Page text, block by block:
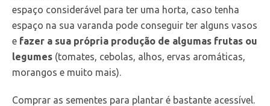
espaço considerável para ter uma horta, caso tenha
espaço na sua varanda pode conseguir ter alguns vasos
e fazer a sua própria produção de algumas frutas ou
legumes (tomates, cebolas, alhos, ervas aromáticas,
morangos e muito mais).
Comprar as sementes para plantar é bastante acessível.